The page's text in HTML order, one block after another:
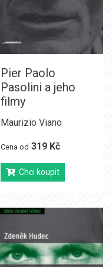
Pier Paolo
Pasolini a jeho
filmy
Maurizio Viano
Cena od 319 Kč
Chci koupit